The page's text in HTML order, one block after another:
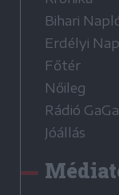
Bihari
Erdélyi
Főtér
Nőileg
Rádió GaGa
Jóállás